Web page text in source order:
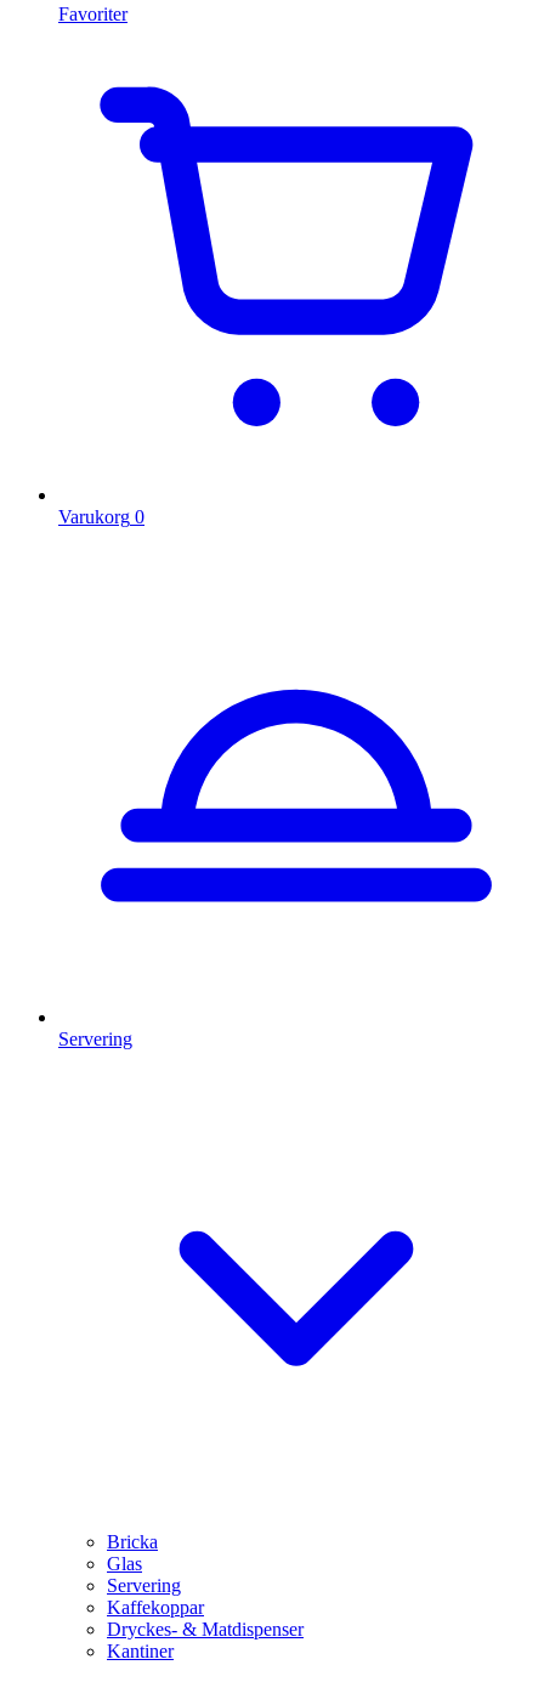
Favoriter
Varukorg 0
Servering
Bricka
Glas
Servering
Kaffekoppar
Dryckes- & Matdispenser
Kantiner